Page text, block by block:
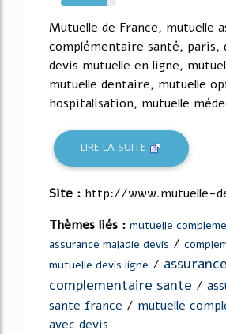
84%
Mutuelle de France, mutuelle
complémentaire santé, paris,
devis mutuelle en ligne,
mutuelle dentaire, mutuelle
hospitalisation, mutuelle
LIRE LA SUITE
Site : http://www.mutuelle-
Thèmes liés : mutuelle
assurance maladie devis /
mutuelle devis ligne /
complementaire sante /
sante france / mutuelle
avec devis